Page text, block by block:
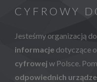
CYFROWY
Jesteśmy organizacją
informacje dotyczące
cyfrowej w Polsce.
odpowiednich